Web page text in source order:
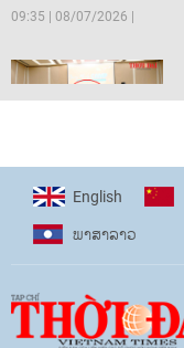
09:35 | 08/07/2026
11:10|17/06/2026
English
ພາ​ສາ​ລາວ